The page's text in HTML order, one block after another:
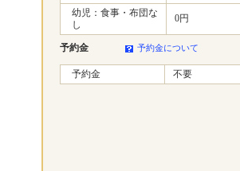
幼児：食事・布団な
し
0円
予約金 予約金について
予約金 不要